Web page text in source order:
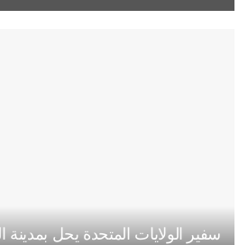
سفير الولايات المتحدة يحل بمدينة